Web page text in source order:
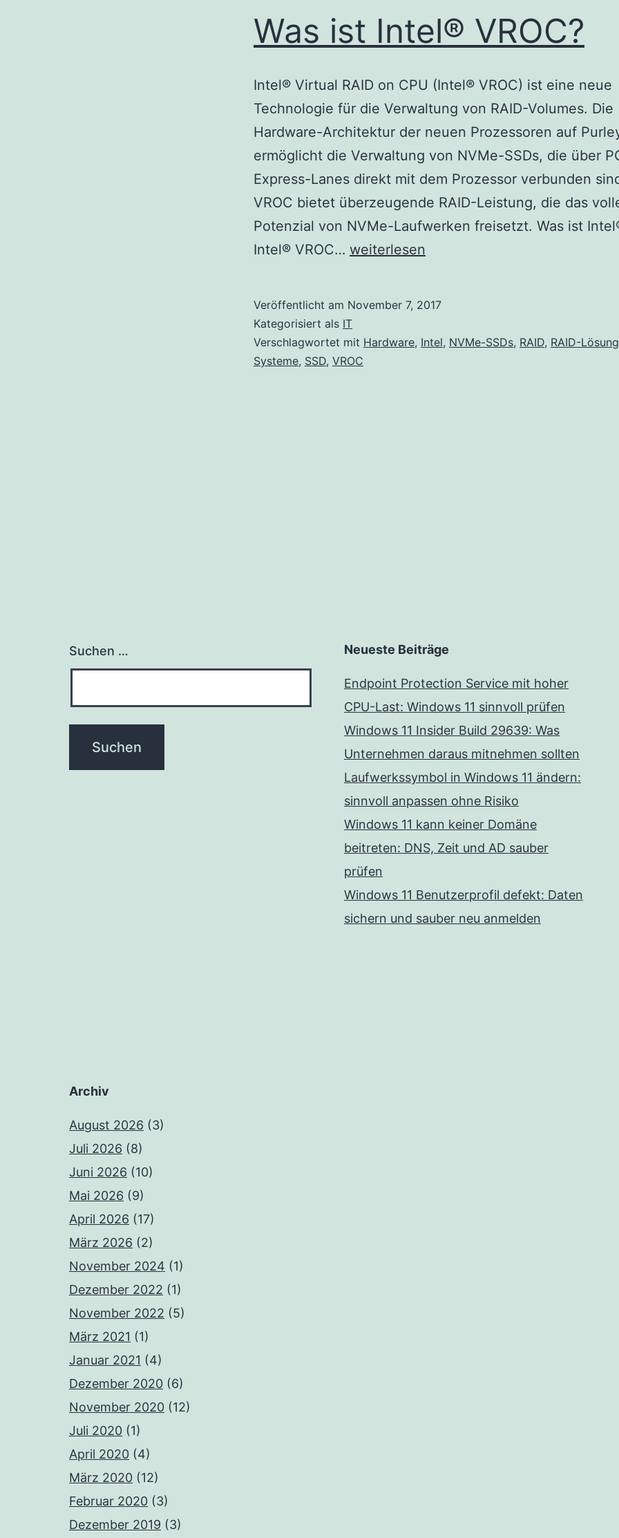
Was ist Intel® VROC?
Intel® Virtual RAID on CPU (Intel® VROC) ist eine neue
Technologie für die Verwaltung von RAID-Volumes. Die
Hardware-Architektur der neuen Prozessoren auf
ermöglicht die Verwaltung von NVMe-SSDs, die über
Express-Lanes direkt mit dem Prozessor verbunden
VROC bietet überzeugende RAID-Leistung, die das
Potenzial von NVMe-Laufwerken freisetzt. Was ist
Intel® VROC… Was
VROC?
weiterlesen
Veröffentlicht am November 7, 2017
Kategorisiert als IT
Verschlagwortet mit Hardware, Intel, NVMe-SSDs, RAID, RAID-Lösung
Systeme, SSD, VROC
Suchen … Neueste Beiträge
Endpoint Protection Service mit hoher
CPU-Last: Windows 11 sinnvoll prüfen
Windows 11 Insider Build 29639: Was
Unternehmen daraus mitnehmen sollten
Laufwerkssymbol in Windows 11 ändern:
sinnvoll anpassen ohne Risiko
Windows 11 kann keiner Domäne
beitreten: DNS, Zeit und AD sauber
prüfen
Windows 11 Benutzerprofil defekt: Daten
sichern und sauber neu anmelden
Archiv
August 2026 (3)
Juli 2026 (8)
Juni 2026 (10)
Mai 2026 (9)
April 2026 (17)
März 2026 (2)
November 2024 (1)
Dezember 2022 (1)
November 2022 (5)
März 2021 (1)
Januar 2021 (4)
Dezember 2020 (6)
November 2020 (12)
Juli 2020 (1)
April 2020 (4)
März 2020 (12)
Februar 2020 (3)
Dezember 2019 (3)